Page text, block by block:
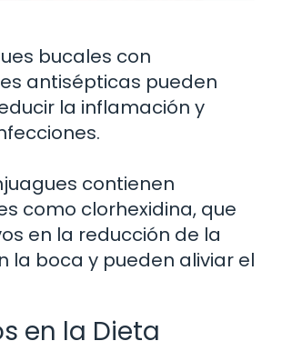
bucales con
antisépticas pueden
la inflamación y
contienen
como clorhexidina, que
en la reducción de la
la boca y pueden aliviar el
en la Dieta